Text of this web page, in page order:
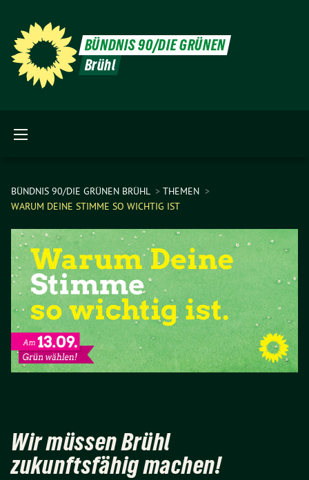
BÜNDNIS 90/DIE GRÜNEN
Brühl
BÜNDNIS 90/DIE GRÜNEN BRÜHL
THEMEN
WARUM DEINE STIMME SO WICHTIG IST
Wir müssen Brühl
zukunftsfähig machen!